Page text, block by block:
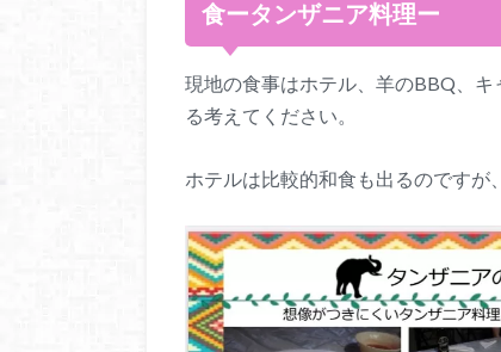
食ータンザニア料理ー
現地の食事はホテル、羊のBBQ、
る考えてください。
ホテルは比較的和食も出るのですが